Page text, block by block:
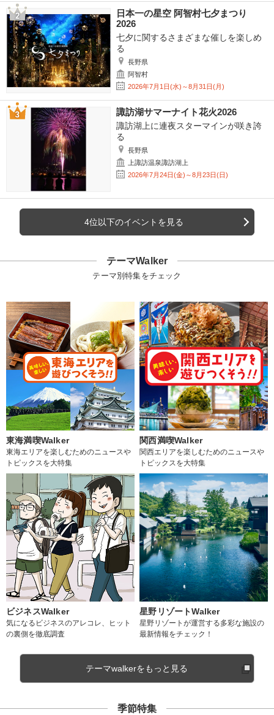
日本一の星空 阿智村七夕まつり
2026
七夕に関するさまざまな催しを楽しめ
る
長野県
阿智村
2026年7月1日(水)～8月31日(月)
諏訪湖サマーナイト花火2026
諏訪湖上に連夜スターマインが咲き誇
る
長野県
上諏訪温泉諏訪湖上
2026年7月24日(金)～8月23日(日)
4位以下のイベントを見る
テーマWalker
テーマ別特集をチェック
東海満喫Walker
東海エリアを楽しむためのニュースや
トピックスを大特集
関西満喫Walker
関西エリアを楽しむためのニュースや
トピックスを大特集
ビジネスWalker
気になるビジネスのアレコレ、ヒット
の裏側を徹底調査
星野リゾートWalker
星野リゾートが運営する多彩な施設の
最新情報をチェック！
テーマwalkerをもっと見る
季節特集